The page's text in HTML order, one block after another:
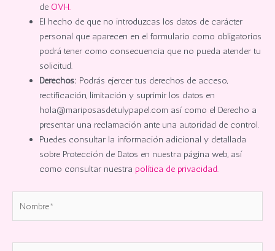
de OVH.
El hecho de que no introduzcas los datos de carácter
personal que aparecen en el formulario como obligatorios
podrá tener como consecuencia que no pueda atender tu
solicitud.
Derechos: Podrás ejercer tus derechos de acceso,
rectificación, limitación y suprimir los datos en
hola@mariposasdetulypapel.com así como el Derecho a
presentar una reclamación ante una autoridad de control.
Puedes consultar la información adicional y detallada
sobre Protección de Datos en nuestra página web, así
como consultar nuestra política de privacidad.